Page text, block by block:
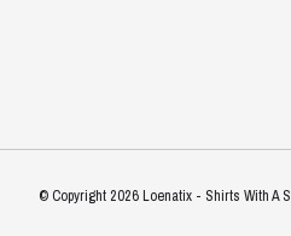
© Copyright 2026 Loenatix - Shirts With A